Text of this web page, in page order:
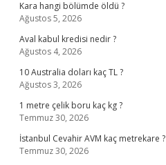
Kara hangi bölümde öldü ?
Ağustos 5, 2026
Aval kabul kredisi nedir ?
Ağustos 4, 2026
10 Australia doları kaç TL ?
Ağustos 3, 2026
1 metre çelik boru kaç kg ?
Temmuz 30, 2026
İstanbul Cevahir AVM kaç metrekare ?
Temmuz 30, 2026